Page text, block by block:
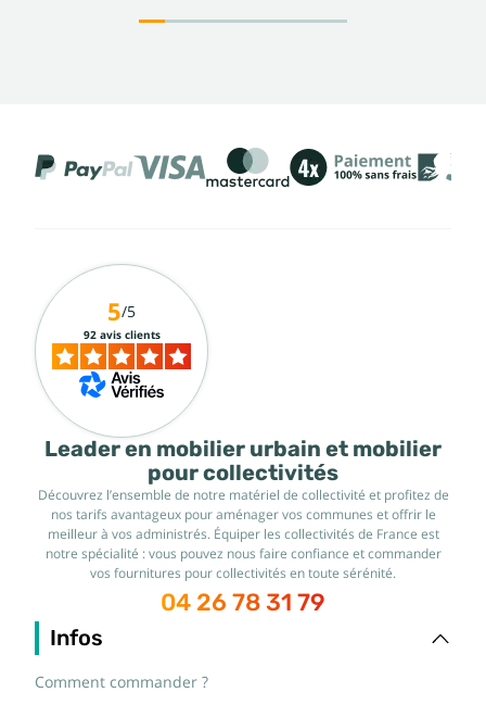
Leader en mobilier urbain et mobilier
pour collectivités
Découvrez l’ensemble de notre matériel de collectivité et profitez de
nos tarifs avantageux pour aménager vos communes et offrir le
meilleur à vos administrés. Équiper les collectivités de France est
notre spécialité : vous pouvez nous faire confiance et commander
vos fournitures pour collectivités en toute sérénité.
04 26 78 31 79
Infos
Comment commander ?
5/5
92 avis clients